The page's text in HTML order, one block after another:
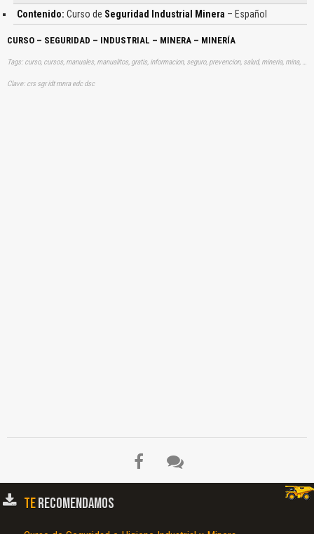
Contenido: Curso de Seguridad Industrial Minera – Español
CURSO – SEGURIDAD – INDUSTRIAL – MINERA – MINERÍA
Tags: curso, cursos, manuales, manualitos, gratis, informacion, seguro, prevencion, salud, mineria, mina, minas, aprender, descargas
Clave: crs sgr idt mnra edc dsc
TERECOMENDAMOS